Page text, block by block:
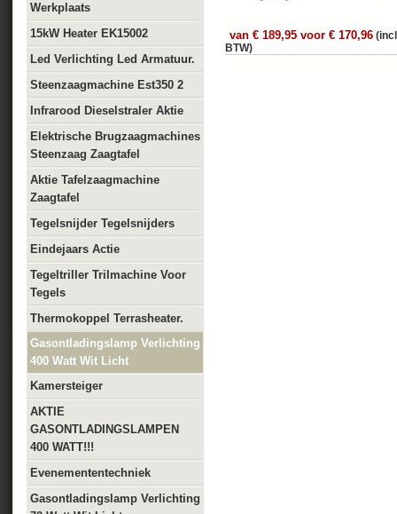
Werkplaats
15kW Heater EK15002
Led Verlichting Led Armatuur.
Steenzaagmachine Est350 2
Infrarood Dieselstraler Aktie
Elektrische Brugzaagmachines
Steenzaag Zaagtafel
Aktie Tafelzaagmachine
Zaagtafel
Tegelsnijder Tegelsnijders
Eindejaars Actie
Tegeltriller Trilmachine Voor
Tegels
Thermokoppel Terrasheater.
Gasontladingslamp Verlichting
400 Watt Wit Licht
Kamersteiger
AKTIE
GASONTLADINGSLAMPEN
400 WATT!!!
Evenemententechniek
Gasontladingslamp Verlichting
van € 189,95 voor € 170,96
BTW)